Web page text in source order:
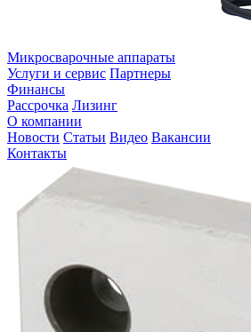
Микросварочные аппараты
Услуги и сервис Партнеры
Финансы
Рассрочка Лизинг
О компании
Новости Статьи Видео Вакансии
Контакты